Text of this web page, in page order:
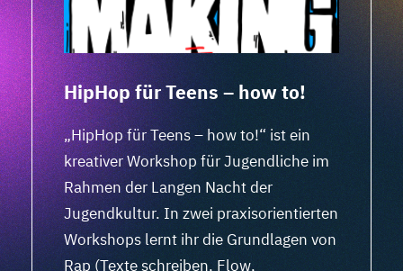
HipHop für Teens – how to!
„HipHop für Teens – how to!“ ist ein
kreativer Workshop für Jugendliche im
Rahmen der Langen Nacht der
Jugendkultur. In zwei praxisorientierten
Workshops lernt ihr die Grundlagen von
Rap (Texte schreiben, Flow,